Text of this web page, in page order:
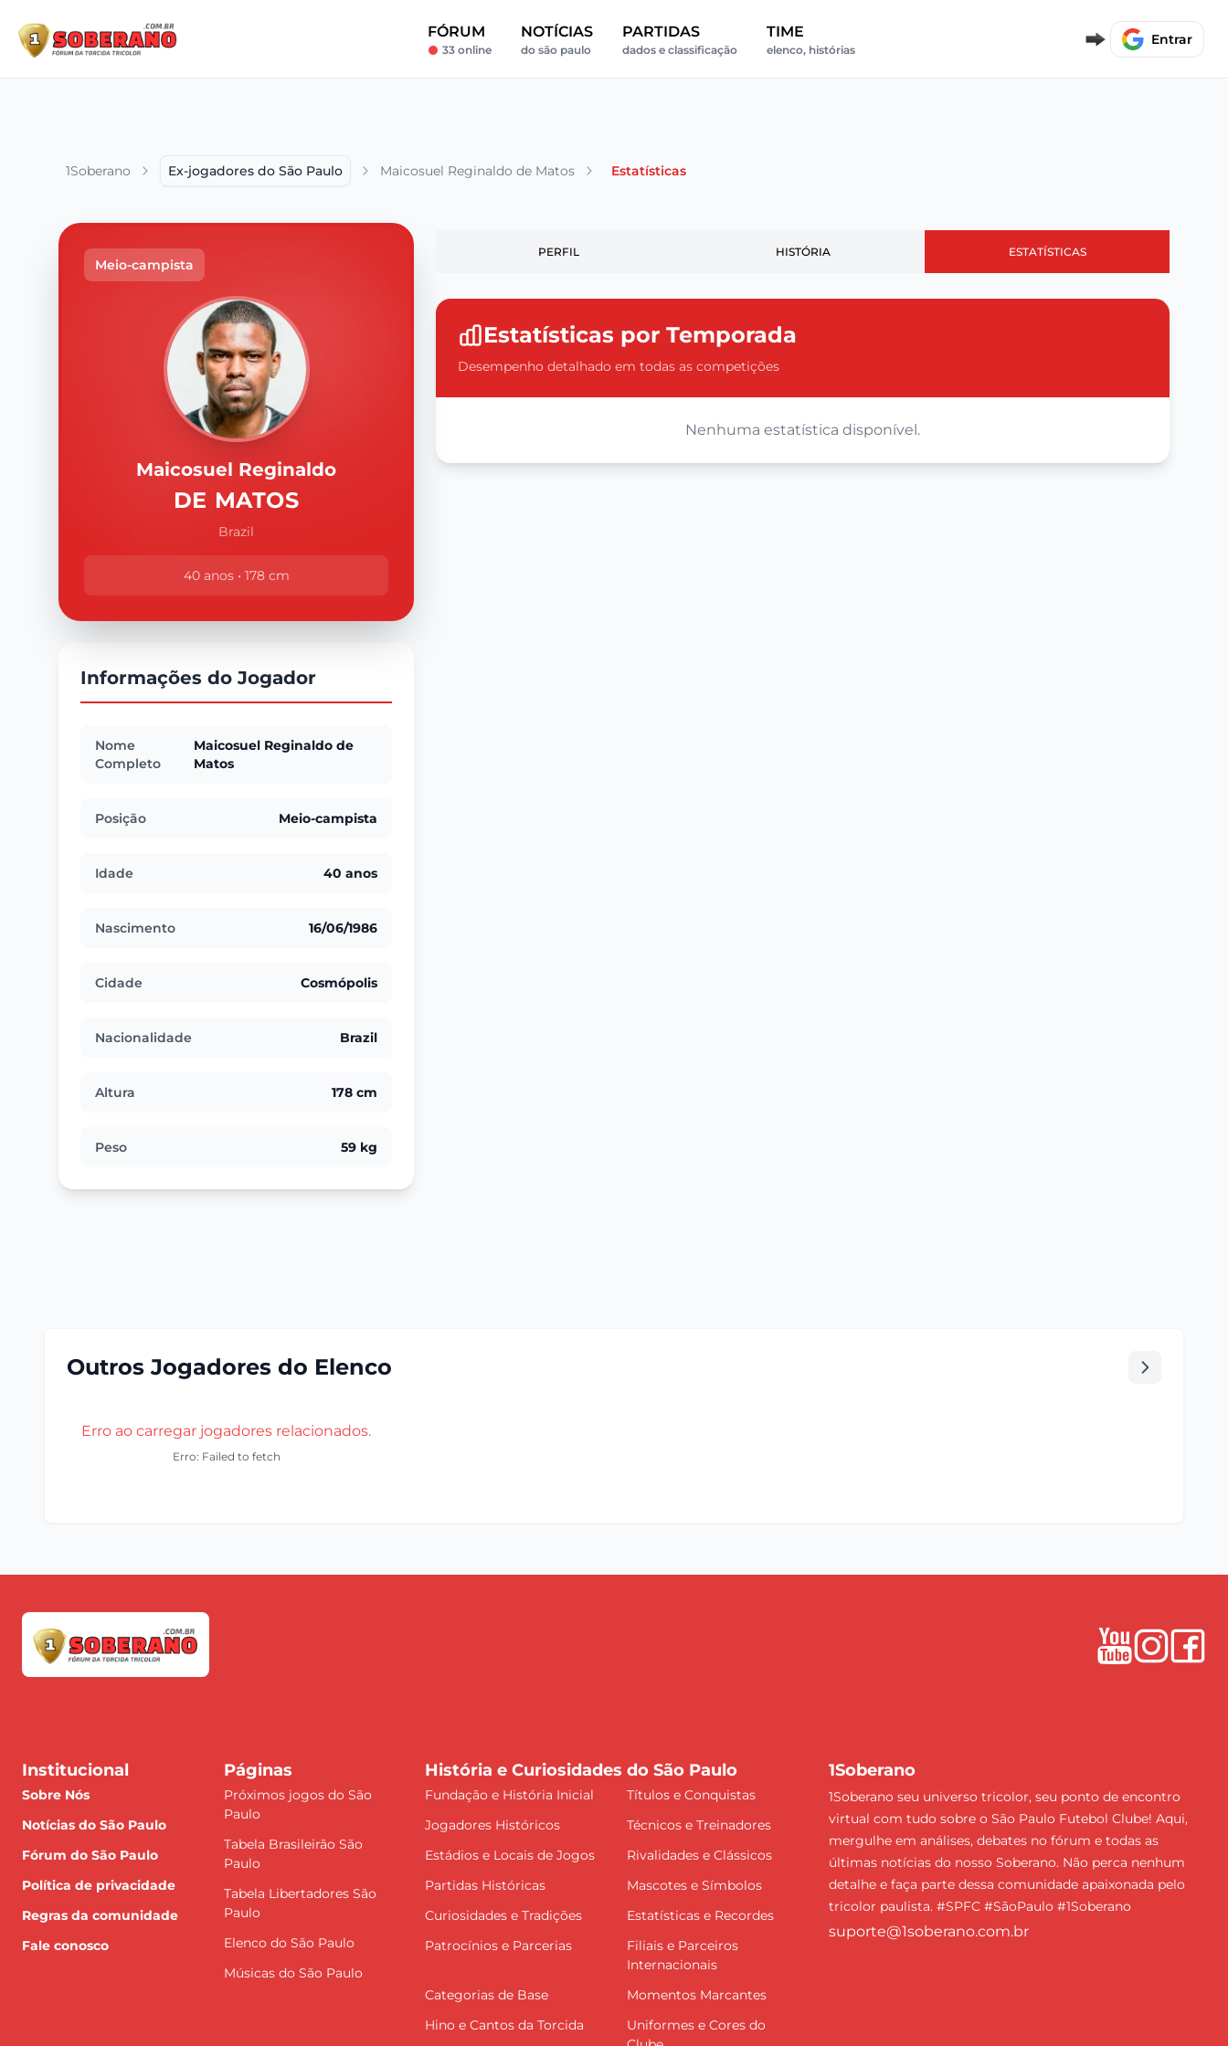
FÓRUM
33 online
NOTÍCIAS
do são paulo
PARTIDAS
dados e classificação
TIME
elenco, histórias
Entrar
1Soberano Ex-jogadores do São Paulo Maicosuel Reginaldo de Matos Estatísticas
Meio-campista
Maicosuel Reginaldo
DE MATOS
Brazil
40 anos • 178 cm
Informações do Jogador
Nome
Completo
Maicosuel Reginaldo de
Matos
Posição Meio-campista
Idade 40 anos
Nascimento 16/06/1986
Cidade Cosmópolis
Nacionalidade Brazil
Altura 178 cm
Peso 59 kg
PERFIL HISTÓRIA ESTATÍSTICAS
Estatísticas por Temporada
Desempenho detalhado em todas as competições
Nenhuma estatística disponível.
Outros Jogadores do Elenco
Erro ao carregar jogadores relacionados.
Erro: Failed to fetch
Institucional
Sobre Nós
Notícias do São Paulo
Fórum do São Paulo
Política de privacidade
Regras da comunidade
Fale conosco
Páginas
Próximos jogos do São
Paulo
Tabela Brasileirão São
Paulo
Tabela Libertadores São
Paulo
Elenco do São Paulo
Músicas do São Paulo
História e Curiosidades do São Paulo
Fundação e História Inicial
Títulos e Conquistas
Jogadores Históricos
Técnicos e Treinadores
Estádios e Locais de Jogos
Rivalidades e Clássicos
Partidas Históricas
Mascotes e Símbolos
Curiosidades e Tradições
Estatísticas e Recordes
Patrocínios e Parcerias
Filiais e Parceiros
Internacionais
Categorias de Base
Momentos Marcantes
Hino e Cantos da Torcida
Uniformes e Cores do
1Soberano
1Soberano seu universo tricolor, seu ponto de encontro
virtual com tudo sobre o São Paulo Futebol Clube! Aqui,
mergulhe em análises, debates no fórum e todas as
últimas notícias do nosso Soberano. Não perca nenhum
detalhe e faça parte dessa comunidade apaixonada pelo
tricolor paulista. #SPFC #SãoPaulo #1Soberano
suporte@1soberano.com.br